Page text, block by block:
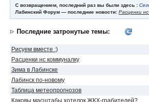
С возвращением, последний раз вы были здесь :
Лабинский Форум — последние новости:Расценки
Последние затронутые темы:
Рисуем вместе :)
Расценки нс коммуналку
Зима в Лабинске
Лабинск по-новому
Таблица метеопрогнозов
Каковы масштабы хотелок ЖКХ-грабителей?